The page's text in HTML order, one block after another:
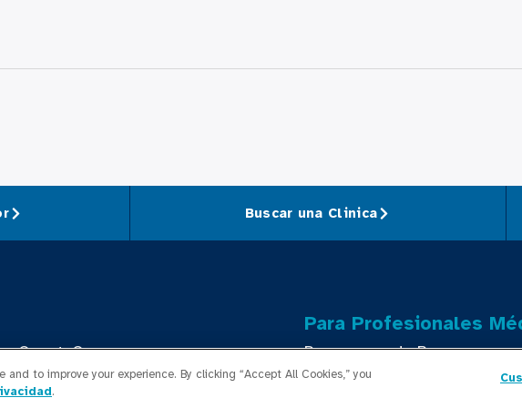
Buscar una Clinica
CountyCare
El Departamento de Salud Pública
Para Profesionales
Programas de Becas
Programas de Residencia
to improve your experience. By clicking “Accept All Cookies,” you
.